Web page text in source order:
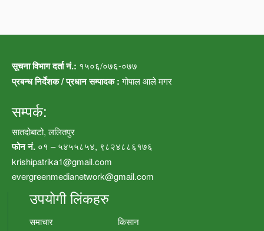
सूचना विभाग दर्ता नं.: १५०६/०७६-०७७
प्रबन्ध निर्देशक / प्रधान सम्पादक :गोपाल आले मगर
सम्पर्क:
सातदोबाटो, ललितपुर
फोन नं. ०१ – ५४५५८५४, ९८२४८८६१७६
krishipatrika1@gmail.com
evergreenmedianetwork@gmail.com
उपयोगी लिंकहरु
समाचार किसान